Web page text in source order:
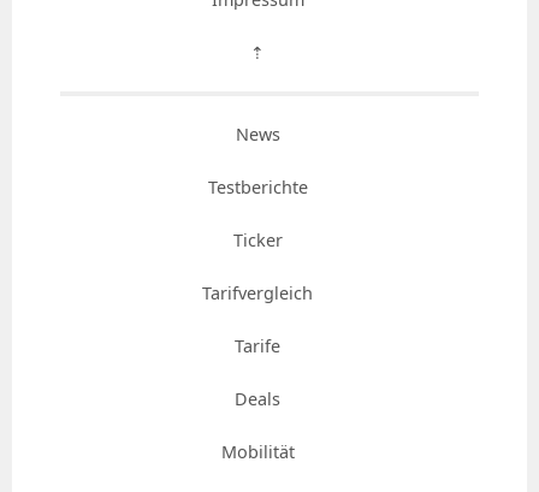
⇡
News
Testberichte
Ticker
Tarifvergleich
Tarife
Deals
Mobilität